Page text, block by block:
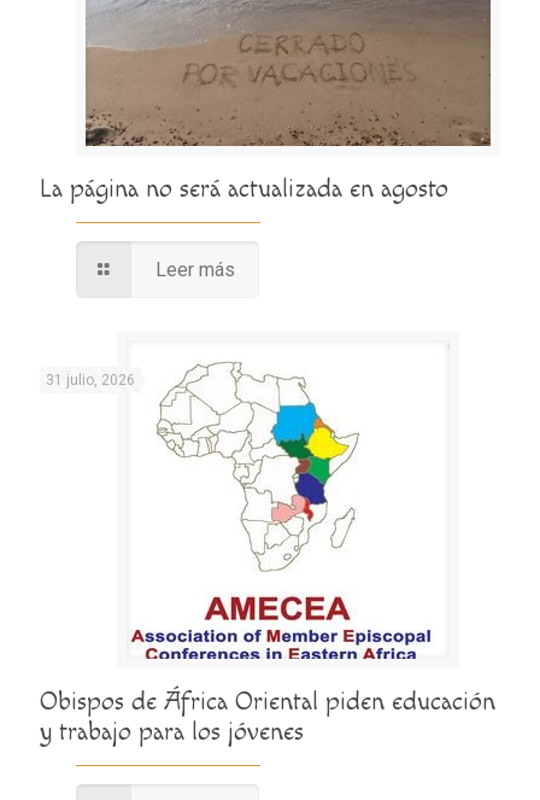
La página no será actualizada en agosto
Leer más
31 julio, 2026
Obispos de África Oriental piden educación
y trabajo para los jóvenes